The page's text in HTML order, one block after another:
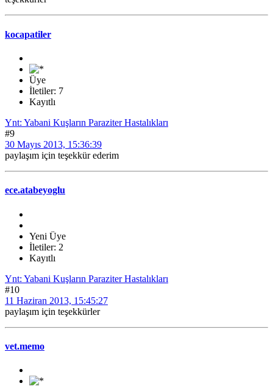
kocapatiler
Üye
İletiler: 7
Kayıtlı
Ynt: Yabani Kuşların Paraziter Hastalıkları
#9
30 Mayıs 2013, 15:36:39
paylaşım için teşekkür ederim
ece.atabeyoglu
Yeni Üye
İletiler: 2
Kayıtlı
Ynt: Yabani Kuşların Paraziter Hastalıkları
#10
11 Haziran 2013, 15:45:27
paylaşım için teşekkürler
vet.memo